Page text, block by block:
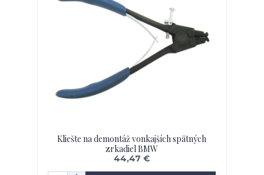
Kliešte na demontáž vonkajších spätných
zrkadiel BMW
44,47 €